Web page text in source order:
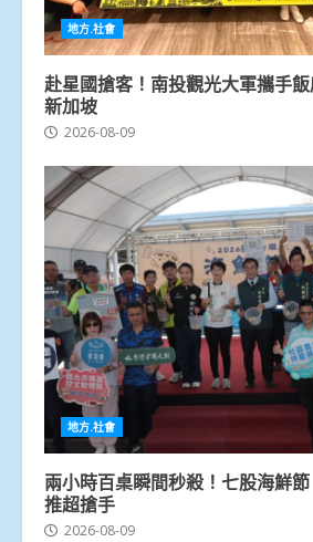
地方.社會
赴星國搶客！南投觀光大軍攜手
新加坡
2026-08-09
地方.社會
兩小時百桌瞬間秒殺！七股海鮮
推超搶手
2026-08-09